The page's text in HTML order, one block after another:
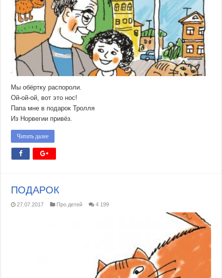
Мы обёртку распороли.
Ой-ой-ой, вот это нос!
Папа мне в подарок Тролля
Из Норвегии привёз.
Читать далее
ПОДАРОК
27.07.2017 Про детей 4 199